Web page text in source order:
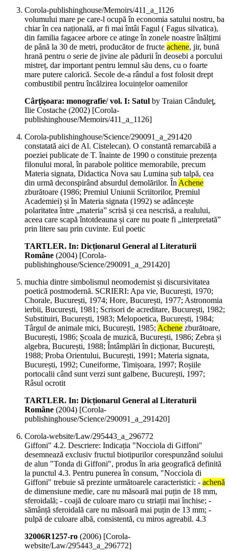
Corola-publishinghouse/Memoirs/411_a_1126
volumului mare pe care-l ocupă în economia satului nostru, ba
chiar în cea națională, ar fi mai întâi Fagul ( Fagus silvatica),
din familia fagacee arbore ce atinge în zonele noastre înălțimi
de până la 30 de metri, producător de fructe achene, jir, bună
hrană pentru o serie de jivine ale pădurii în deosebi a porcului
mistreț, dar important pentru lemnul său dens, cu o foarte
mare putere calorică. Secole de-a rândul a fost folosit drept
combustibil pentru încălzirea locuințelor oamenilor
Cârţişoara: monografie/ vol. I: Satul by Traian Cânduleţ,
Ilie Costache (2002) [Corola-
publishinghouse/Memoirs/411_a_1126]
Corola-publishinghouse/Science/290091_a_291420
constatată aici de Al. Cistelecan). O constantă remarcabilă a
poeziei publicate de T. înainte de 1990 o constituie prezența
filonului moral, în parabole politice memorabile, precum
Materia signata, Didactica Nova sau Lumina sub talpă, cea
din urmă deconspirând absurdul demolărilor. ÎnAchene
zburătoare (1986; Premiul Uniunii Scriitorilor, Premiul
Academiei) și în Materia signata (1992) se adâncește
polaritatea între „materia” scrisă și cea nescrisă, a realului,
aceea care scapă întotdeauna și care nu poate fi „interpretată”
prin litere sau prin cuvinte. Eul poetic
TARTLER. In: Dicționarul General al Literaturii
Române (2004) [Corola-
publishinghouse/Science/290091_a_291420]
muchia dintre simbolismul neomodernist și discursivitatea
poetică postmodernă. SCRIERI: Apa vie, București, 1970;
Chorale, București, 1974; Hore, București, 1977; Astronomia
ierbii, București, 1981; Scrisori de acreditare, București, 1982;
Substituiri, București, 1983; Melopoetica, București, 1984;
Târgul de animale mici, București, 1985;Achene zburătoare,
București, 1986; Școala de muzică, București, 1986; Zebra și
algebra, București, 1988; Întâmplări în dicționar, București,
1988; Proba Orientului, București, 1991; Materia signata,
București, 1992; Cuneiforme, Timișoara, 1997; Roșiile
portocalii când sunt verzi sunt galbene, București, 1997;
Râsul ocrotit
TARTLER. In: Dicționarul General al Literaturii
Române (2004) [Corola-
publishinghouse/Science/290091_a_291420]
Corola-website/Law/295443_a_296772
Giffoni" 4.2. Descriere: Indicația "Nocciola di Giffoni"
desemnează exclusiv fructul biotipurilor corespunzând soiului
de alun "Tonda di Giffoni", produs în aria geografică definită
la punctul 4.3. Pentru punerea în consum, "Nocciola di
Giffoni" trebuie să prezinte următoarele caracteristici: - achenă
de dimensiune medie, care nu măsoară mai puțin de 18 mm,
sferoidală; - coajă de culoare maro cu striații mai închise; -
sămânță sferoidală care nu măsoară mai puțin de 13 mm; -
pulpă de culoare albă, consistentă, cu miros agreabil. 4.3
32006R1257-ro (2006) [Corola-
website/Law/295443_a_296772]